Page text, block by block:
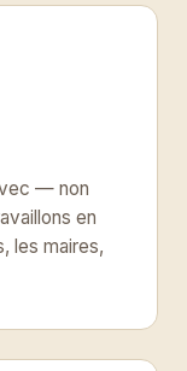
— non
en
les maires,